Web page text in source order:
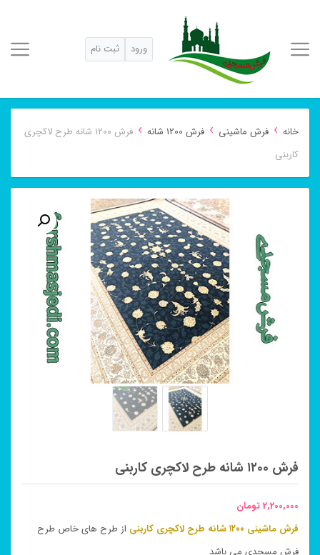
ورود ثبت نام
خانه › فرش ماشینی › فرش 1200 شانه ›
فرش ۱۲۰۰ شانه طرح لاکچری
کاربنی
فرش ۱۲۰۰ شانه طرح لاکچری کاربنی
2,200,000تومان
فرش ماشینی ۱۲۰۰ شانه طرح لاکچری کاربنی
از طرح های خاص طرح
فرش مسجدی می باشد